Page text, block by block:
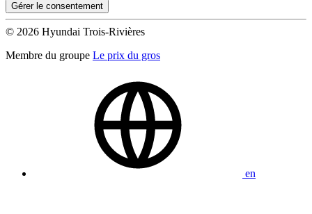
De 0 km à 500 000 km
(0)
Gérer le consentement
© 2026 Hyundai Trois-Rivières
Membre du groupe Le prix du gros
en